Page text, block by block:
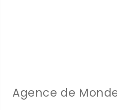
Agence de